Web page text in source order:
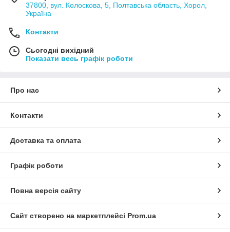
37800, вул. Колоскова, 5, Полтавська область, Хорол,
Україна
Контакти
Сьогодні вихідний
Показати весь графік роботи
Про нас
Контакти
Доставка та оплата
Графік роботи
Повна версія сайту
Сайт створено на маркетплейсі Prom.ua